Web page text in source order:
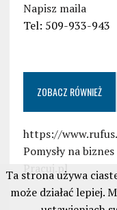
Napisz maila
Tel: 509-933-943
ZOBACZ RÓWNIEŻ
https://
Pomysły na biznes
Pracuj.pl
Ta strona używa
może działać lepiej.